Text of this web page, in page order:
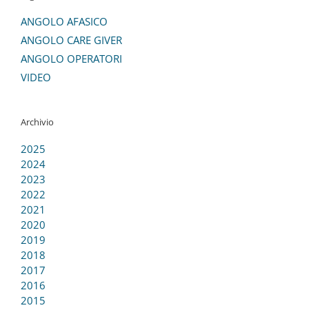
ANGOLO AFASICO
ANGOLO CARE GIVER
ANGOLO OPERATORI
VIDEO
Archivio
2025
2024
2023
2022
2021
2020
2019
2018
2017
2016
2015